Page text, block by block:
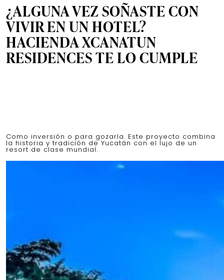
¿ALGUNA VEZ SOÑASTE CON
VIVIR EN UN HOTEL?
HACIENDA XCANATUN
RESIDENCES TE LO CUMPLE
Como inversión o para gozarla. Este proyecto combina
la historia y tradición de Yucatán con el lujo de un
resort de clase mundial.